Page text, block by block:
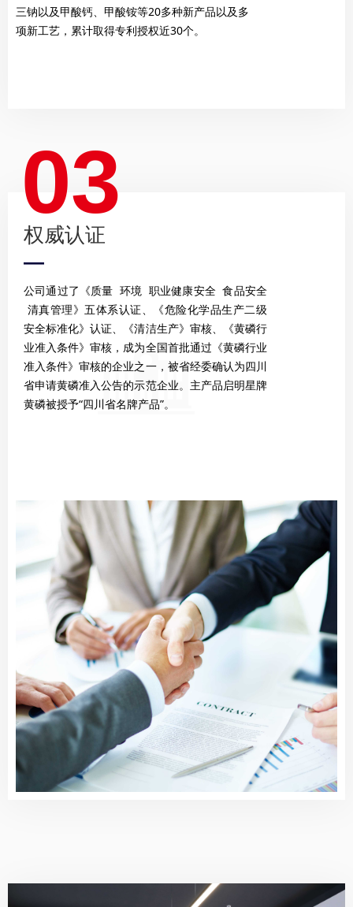
三钠以及甲酸钙、甲酸铵等20多种新产品以及多
项新工艺，累计取得专利授权近30个。
权威认证
—
公司通过了《质量 环境 职业健康安全 食品安全
清真管理》五体系认证、《危险化学品生产二级
安全标准化》认证、《清洁生产》审核、《黄磷行
业准入条件》审核，成为全国首批通过《黄磷行业
准入条件》审核的企业之一，被省经委确认为四川
省申请黄磷准入公告的示范企业。主产品启明星牌
黄磷被授予“四川省名牌产品”。
03